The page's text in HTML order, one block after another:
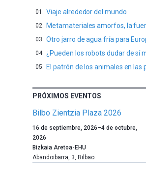
Viaje alrededor del mundo
Metamateriales amorfos, la
Otro jarro de agua fría para
¿Pueden los robots dudar de sí
El patrón de los animales en las
PRÓXIMOS EVENTOS
Bilbo Zientzia Plaza 2026
Un
año
más,
Bilbao
16 de septiembre, 2026–4 de octubre,
2026
Bizkaia Aretoa-EHU
Abandoibarra, 3, Bilbao